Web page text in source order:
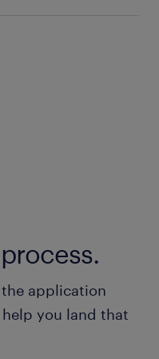
製造している企業
application
you land that